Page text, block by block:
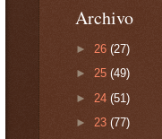
Archivo
► 26 (27)
► 25 (49)
► 24 (51)
► 23 (77)